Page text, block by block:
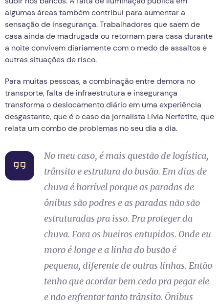
algumas áreas também contribui para aumentar a
sensação de insegurança. Trabalhadores que saem de
casa ainda de madrugada ou retornam para casa durante
a noite convivem diariamente com o medo de assaltos e
outras situações de risco.
Para muitas pessoas, a combinação entre demora no
transporte, falta de infraestrutura e insegurança
transforma o deslocamento diário em uma experiência
desgastante, que é o caso da jornalista Lívia Nerfetite, que
relata um combo de problemas no seu dia a dia.
No meu caso, é mais questão de logística,
trânsito e estrutura do busão. Em dias de
chuva é horrível porque as paradas de
ônibus são podres e as paradas não são
estruturadas pra isso. Pra proteger da
chuva. Fora os bueiros entupidos. Onde eu
moro é longe e a linha do busão é
pequena, diferente de outras linhas. Então
tenho que acordar bem cedo pra pegar ele
e não enfrentar tanto trânsito. Ônibus